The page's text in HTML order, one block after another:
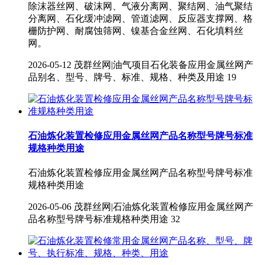
除沫器丝网、破沫网、气液分离网、聚结网、油气聚结
分离网、石化缓冲滤网、管道滤网、反应器支撑网、格
栅防护网、耐腐蚀筛网、镍基合金丝网、石化填料丝
网。
2026-05-12 茂群丝网|油气项目石化装备应用金属丝网产
品别名、型号、牌号、标准、规格、种类及用途 19
石油炼化装置检修应用金属丝网产品名称型号牌号标准
规格种类用途
石油炼化装置检修应用金属丝网产品名称型号牌号标准
规格种类用途
2026-05-06 茂群丝网|石油炼化装置检修应用金属丝网产
品名称型号牌号标准规格种类用途 32